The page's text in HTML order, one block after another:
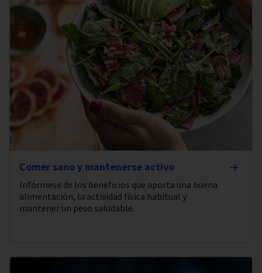
Comer sano y mantenerse activo
Infórmese de los beneficios que aporta una buena
alimentación, la actividad física habitual y
mantener un peso saludable.